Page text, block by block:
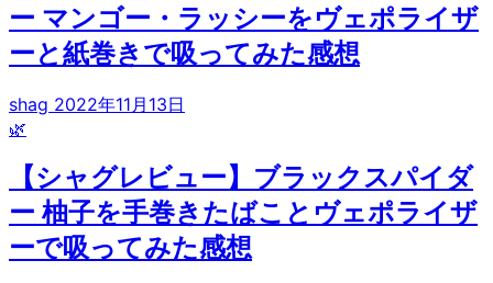
ー マンゴー・ラッシーをヴェポライザ
ーと紙巻きで吸ってみた感想
shag 2022年11月13日
🌿
【シャグレビュー】ブラックスパイダ
ー 柚子を手巻きたばことヴェポライザ
ーで吸ってみた感想